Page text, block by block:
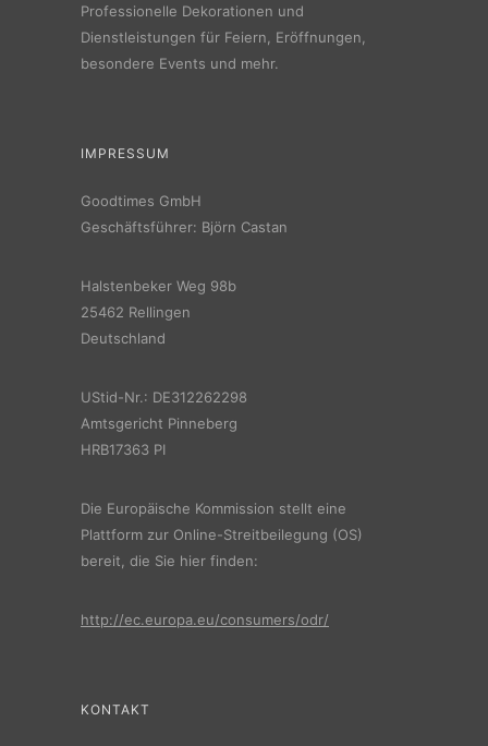
Professionelle Dekorationen und
Dienstleistungen für Feiern, Eröffnungen,
besondere Events und mehr.
IMPRESSUM
Goodtimes GmbH
Geschäftsführer: Björn Castan
Halstenbeker Weg 98b
25462 Rellingen
Deutschland
UStid-Nr.: DE312262298
Amtsgericht Pinneberg
HRB17363 PI
Die Europäische Kommission stellt eine
Plattform zur Online-Streitbeilegung (OS)
bereit, die Sie hier finden:
http://ec.europa.eu/consumers/odr/
KONTAKT